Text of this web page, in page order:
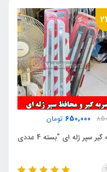
38٪
450,000
280,000
شارک سقف " بسته 6 عددی "